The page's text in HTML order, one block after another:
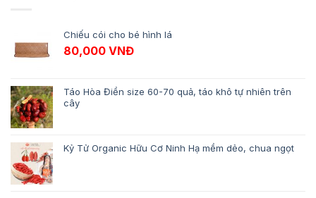
Chiếu cói cho bé hình lá
80,000 VNĐ
Táo Hòa Điền size 60-70 quả, táo khô tự nhiên trên
cây
Kỷ Tử Organic Hữu Cơ Ninh Hạ mềm dẻo, chua ngọt